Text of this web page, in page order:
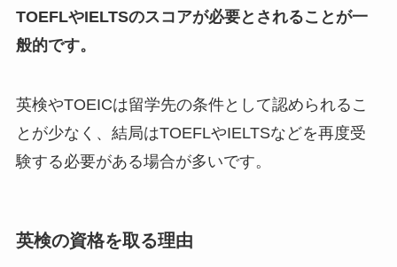
TOEFLやIELTSのスコアが必要とされることが一
般的です。
英検やTOEICは留学先の条件として認められるこ
とが少なく、結局はTOEFLやIELTSなどを再度受
験する必要がある場合が多いです。
英検の資格を取る理由